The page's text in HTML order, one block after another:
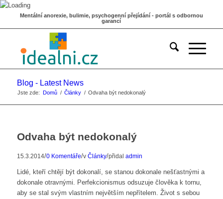
Mentální anorexie, bulimie, psychogenní přejídání - portál s odbornou
garancí
Blog - Latest News
Jste zde: Domů / Články / Odvaha být nedokonalý
Odvaha být nedokonalý
15.3.2014/0 Komentáře/v Články/přidal admin
Lidé, kteří chtějí být dokonalí, se stanou dokonale nešťastnými a
dokonale otravnými. Perfekcionismus odsuzuje člověka k tornu,
aby se stal svým vlastním největším nepřítelem. Život s sebou